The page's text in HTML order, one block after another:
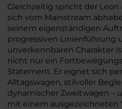
Gleichzeitig spricht der Leon
sich vom Mainstream
seinem eigenständigen
progressiven Linienführung
unverkennbaren Charakter
nicht nur ein
Statement. Er eignet sich
Alltagswagen, stilvoller
dynamischer Zweitwagen –
mit einem ausgezeichneten